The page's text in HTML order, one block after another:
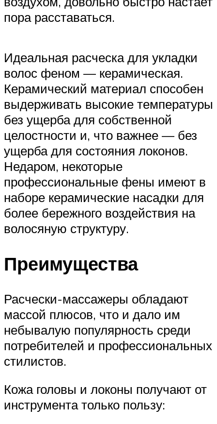
пора расставаться.
Идеальная расческа для укладки
волос феном — керамическая.
Керамический материал способен
выдерживать высокие температуры
без ущерба для собственной
целостности и, что важнее — без
ущерба для состояния локонов.
Недаром, некоторые
профессиональные фены имеют в
наборе керамические насадки для
более бережного воздействия на
волосяную структуру.
Преимущества
Расчески-массажеры обладают
массой плюсов, что и дало им
небывалую популярность среди
потребителей и профессиональных
стилистов.
Кожа головы и локоны получают от
инструмента только пользу: